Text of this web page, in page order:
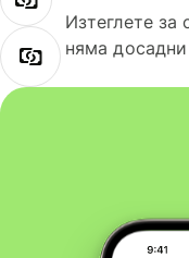
Изтеглете за
няма